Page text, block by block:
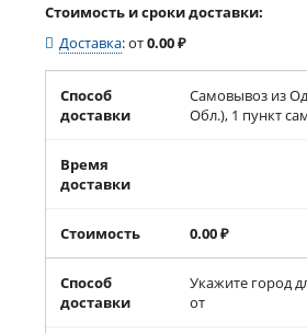
Стоимость и сроки доставки:
Доставка:от0.00 ₽
Способ
доставки
Самовывоз из
Обл.), 1 пункт
Время
доставки
Стоимость 0.00 ₽
Способ
доставки
Укажите город
от